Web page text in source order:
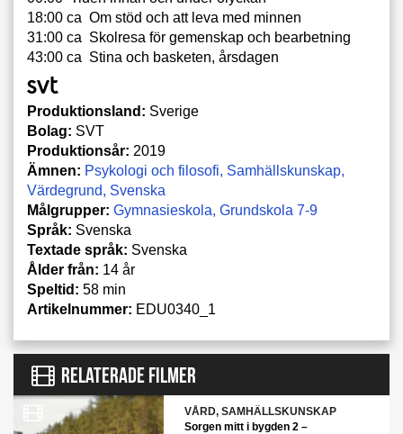
18:00 ca Om stöd och att leva med minnen
31:00 ca Skolresa för gemenskap och bearbetning
43:00 ca Stina och basketen, årsdagen
Produktionsland: Sverige
Bolag: SVT
Produktionsår: 2019
Ämnen: Psykologi och filosofi Samhällskunskap
Värdegrund
Svenska
Målgrupper: Gymnasieskola Grundskola 7-9
Språk: Svenska
Textade språk: Svenska
Ålder från: 14 år
Speltid: 58 min
Artikelnummer: EDU0340_1
RELATERADE FILMER
VÅRD, SAMHÄLLSKUNSKAP
Sorgen mitt i bygden 2 –